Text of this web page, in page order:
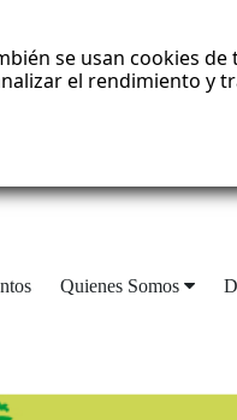
se usan cookies
el rendimiento y
Quienes Somos